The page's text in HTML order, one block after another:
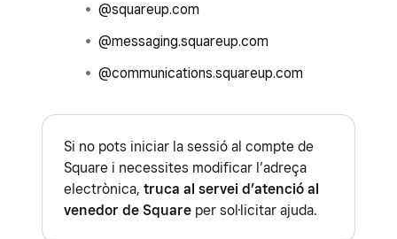
@squareup.com
@messaging.squareup.com
@communications.squareup.com
Si no pots iniciar la sessió al compte de
Square i necessites modificar l’adreça
electrònica, truca al servei d’atenció al
venedor de Square per sol·licitar ajuda.